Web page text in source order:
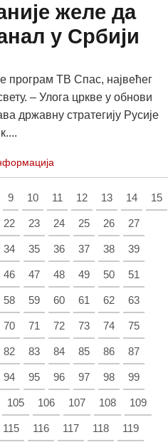
желе да
у Србији
програм ТВ Спас, највећег
– Улога цркве у обнови
државну стратегију Русије
к....
9 10 11 12 13 14 15
22 23 24 25 26 27
34 35 36 37 38 39
46 47 48 49 50 51
58 59 60 61 62 63
70 71 72 73 74 75
82 83 84 85 86 87
94 95 96 97 98 99
105 106 107 108 109
115 116 117 118 119